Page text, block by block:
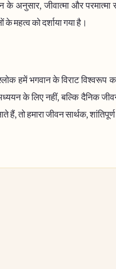
के अनुसार, जीवात्मा और
महत्व को दर्शाया गया है।
हमें भगवान के विराट विश्वरूप
के लिए नहीं, बल्कि दैनिक
हैं, तो हमारा जीवन सार्थक,